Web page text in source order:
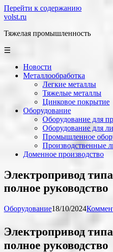
Перейти к содержанию
volst.ru
Тяжелая промышленность
☰
Новости
Металлообработка
Легкие металлы
Тяжелые металлы
Цинковое покрытие
Оборудование
Оборудование для
Оборудование для
Промышленное
Производственные
Доменное производство
Электропривод
полное руководство
Оборудование18/10/2024
Электропривод
полное руководство